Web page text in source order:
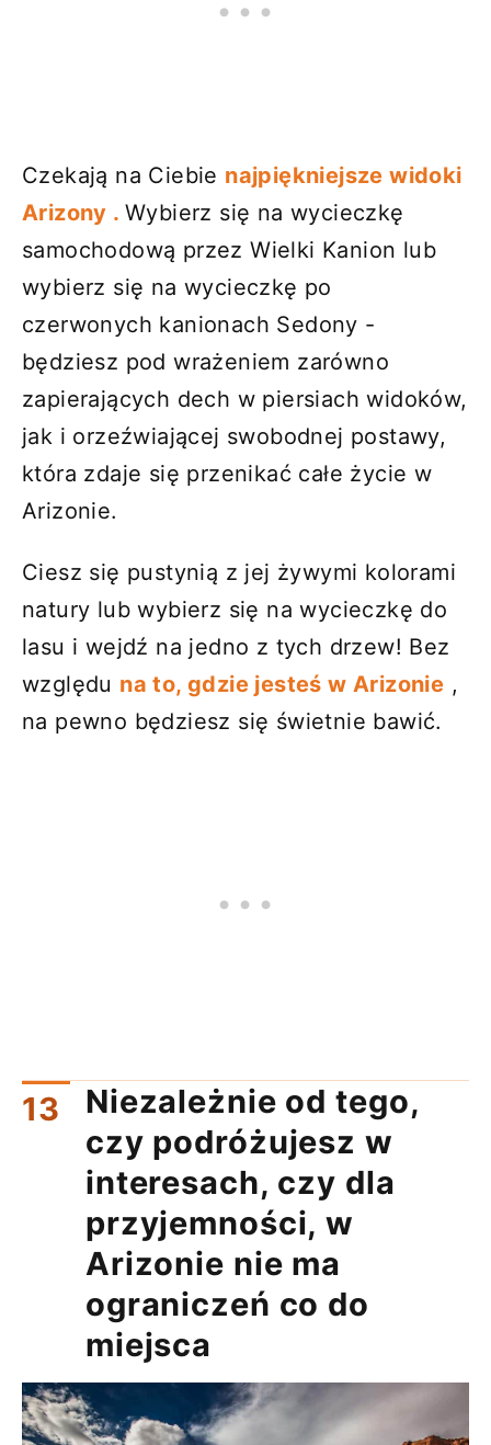
Czekają na Ciebie najpiękniejsze widoki
Arizony .Wybierz się na wycieczkę
samochodową przez Wielki Kanion lub
wybierz się na wycieczkę po
czerwonych kanionach Sedony -
będziesz pod wrażeniem zarówno
zapierających dech w piersiach widoków,
jak i orzeźwiającej swobodnej postawy,
która zdaje się przenikać całe życie w
Arizonie.
Ciesz się pustynią z jej żywymi kolorami
natury lub wybierz się na wycieczkę do
lasu i wejdź na jedno z tych drzew! Bez
względu na to, gdzie jesteś w Arizonie ,
na pewno będziesz się świetnie bawić.
Niezależnie od tego,
czy podróżujesz w
interesach, czy dla
przyjemności, w
Arizonie nie ma
ograniczeń co do
miejsca